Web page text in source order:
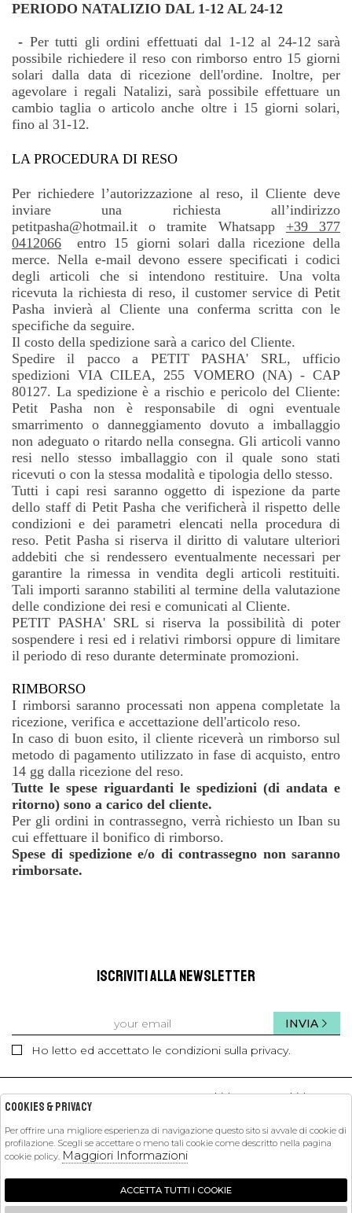
PERIODO NATALIZIO DAL 1-12 AL 24-12
- Per tutti gli ordini effettuati dal 1-12 al 24-12 sarà
possibile richiedere il reso con rimborso entro 15 giorni
solari dalla data di ricezione dell'ordine. Inoltre, per
agevolare i regali Natalizi, sarà possibile effettuare un
cambio taglia o articolo anche oltre i 15 giorni solari,
fino al 31-12.
LA PROCEDURA DI RESO
Per richiedere l’autorizzazione al reso, il Cliente deve
inviare una richiesta all’indirizzo
petitpasha@hotmail.it o tramite Whatsapp +39 377
0412066
entro 15 giorni solari dalla ricezione della
merce. Nella e-mail devono essere specificati i codici
degli articoli che si intendono restituire. Una volta
ricevuta la richiesta di reso, il customer service di Petit
Pasha invierà al Cliente una conferma scritta con le
specifiche da seguire.
Il costo della spedizione sarà a carico del Cliente.
Spedire il pacco a PETIT PASHA' SRL, ufficio
spedizioni VIA CILEA, 255 VOMERO (NA) - CAP
80127. La spedizione è a rischio e pericolo del Cliente:
Petit Pasha non è responsabile di ogni eventuale
smarrimento o danneggiamento dovuto a imballaggio
non adeguato o ritardo nella consegna. Gli articoli vanno
resi nello stesso imballaggio con il quale sono stati
ricevuti o con la stessa modalità e tipologia dello stesso.
Tutti i capi resi saranno oggetto di ispezione da parte
dello staff di Petit Pasha che verificherà il rispetto delle
condizioni e dei parametri elencati nella procedura di
reso. Petit Pasha si riserva il diritto di valutare ulteriori
addebiti che si rendessero eventualmente necessari per
garantire la rimessa in vendita degli articoli restituiti.
Tali importi saranno stabiliti al termine della valutazione
delle condizione dei resi e comunicati al Cliente.
PETIT PASHA' SRL si riserva la possibilità di poter
sospendere i resi ed i relativi rimborsi oppure di limitare
il periodo di reso durante determinate promozioni.
RIMBORSO
I rimborsi saranno processati non appena completate la
ricezione, verifica e accettazione dell'articolo reso.
In caso di buon esito, il cliente riceverà un rimborso sul
metodo di pagamento utilizzato in fase di acquisto, entro
14 gg dalla ricezione del reso.
Tutte le spese riguardanti le spedizioni (di andata e
ritorno) sono a carico del cliente.
Per gli ordini in contrassegno, verrà richiesto un Iban su
cui effettuare il bonifico di rimborso.
Spese di spedizione e/o di contrassegno non saranno
rimborsate.
ISCRIVITI ALLA NEWSLETTER
Ho letto ed accettato le condizioni sulla privacy.
INVIA
kids kids
PETIT PASHA
SHOPPING
EXTRA
Cookies & Privacy
Per offrire una migliore esperienza di navigazione questo sito si avvale di cookie di
profilazione. Scegli se accettare o meno tali cookie come descritto nella pagina
cookie policy. Maggiori Informazioni
ACCETTA TUTTI I COOKIE